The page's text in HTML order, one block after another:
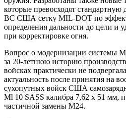
которые превосходят стандартную
ВС США сетку MIL-DOT по
определения дальности до цели и
при корректировке огня.
Вопрос о модернизации системы
за 20-летнюю историю
войсках практически не
актуальность после принятия на
сухопутных войск США
Ml 10 SASS калибра 7,62 х 51 мм,
частичной замены М24.